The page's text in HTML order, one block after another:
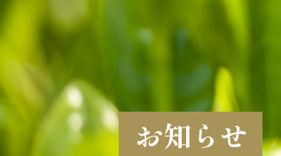
お知らせ